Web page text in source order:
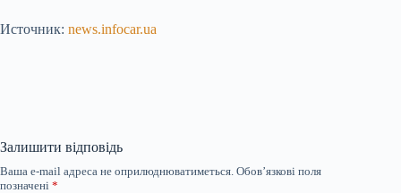
Источник: news.infocar.ua
Залишити відповідь
Ваша e-mail адреса не оприлюднюватиметься. Обов’язкові поля
позначені *